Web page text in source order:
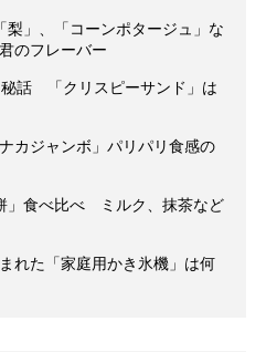
梨」、「コーンポタージュ」な
のフレーバー
話 「クリスピーサンド」は
カジャンボ」パリパリ食感の
」食べ比べ ミルク、抹茶など
れた「家庭用かき氷機」は何